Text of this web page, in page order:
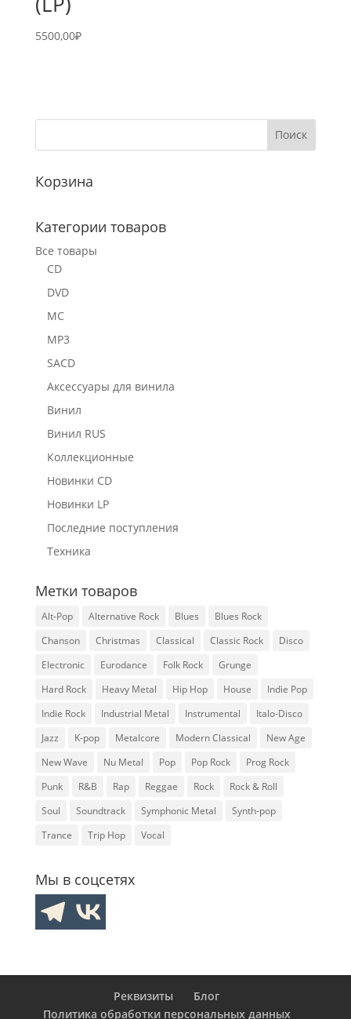
5500,00₽
Корзина
Категории товаров
Все товары
CD
DVD
MC
MP3
SACD
Аксессуары для винила
Винил
Винил RUS
Коллекционные
Новинки CD
Новинки LP
Последние поступления
Техника
Метки товаров
Alt-Pop Alternative Rock Blues
Blues Rock
Chanson
Christmas Classical Classic Rock
Disco
Electronic
Eurodance Folk Rock
Grunge
Hard Rock
Heavy Metal Hip Hop House
Indie Pop
Indie Rock
Industrial Metal Instrumental
Italo-Disco
Jazz
K-pop Metalcore Modern Classical
New Age
New Wave
Nu Metal Pop Pop Rock
Prog Rock
Punk
R&B Rap Reggae Rock
Rock & Roll
Soul
Soundtrack Symphonic Metal
Synth-pop
Trance
Trip Hop Vocal
Мы в соцсетях
Реквизиты
Блог
Политика обработки персональных данных